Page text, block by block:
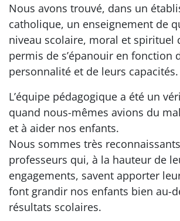
Nous avons trouvé, dans un
catholique, un enseignement de
niveau scolaire, moral et spirituel
permis de s’épanouir en fonction
personnalité et de leurs capacités.
L’équipe pédagogique a été un
quand nous-mêmes avions du
et à aider nos enfants.
Nous sommes très
professeurs qui, à la hauteur de
engagements, savent apporter
font grandir nos enfants bien au-
résultats scolaires.